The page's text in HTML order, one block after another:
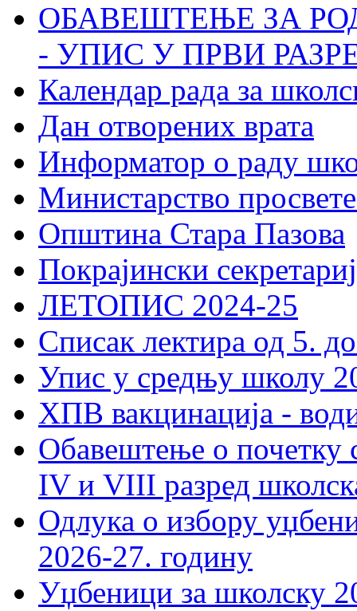
ОБАВЕШТЕЊЕ ЗА
- УПИС У ПРВИ
Календар рада за
Дан отворених врата
Информатор о раду
Министарство
Општина Стара Пазова
Покрајински
ЛЕТОПИС 2024-25
Списак лектира од 5.
Упис у средњу школу
ХПВ вакцинација -
Обавештење о почетку
IV и VIII разред
Одлука о избору
2026-27. годину
Уџбеници за школску